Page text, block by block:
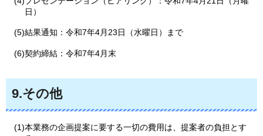
日）
(5)結果通知：令和7年4月23日（水曜日）まで
(6)契約締結：令和7年4月末
9.その他
(1)本業務の企画提案に要する一切の費用は、提案者の負担とす